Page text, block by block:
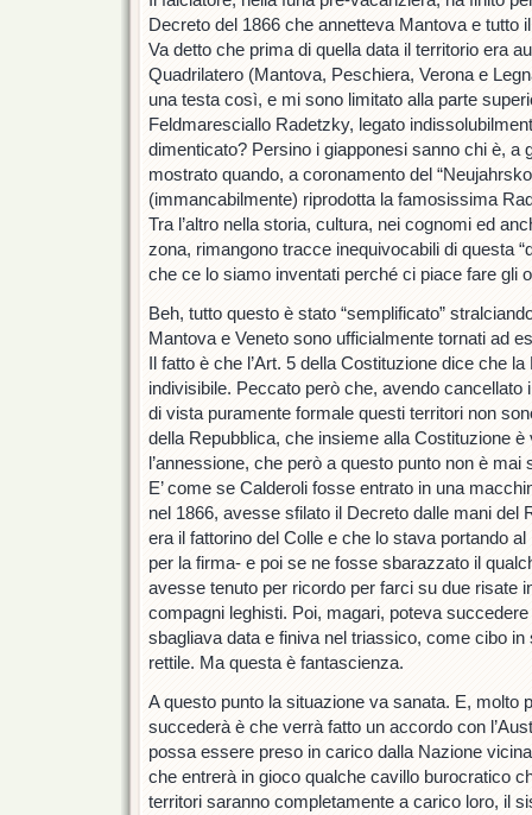
Decreto del 1866 che annetteva Mantova e tutto il
Va detto che prima di quella data il territorio era
Quadrilatero (Mantova, Peschiera, Verona e
una testa così, e mi sono limitato alla parte
Feldmaresciallo Radetzky, legato
dimenticato? Persino i giapponesi sanno chi è, a
mostrato quando, a coronamento del
(immancabilmente) riprodotta la famosissima
Tra l’altro nella storia, cultura, nei cognomi ed
zona, rimangono tracce inequivocabili di questa
che ce lo siamo inventati perché ci piace fare gli
Beh, tutto questo è stato “semplificato”
Mantova e Veneto sono ufficialmente tornati ad
Il fatto è che l’Art. 5 della Costituzione dice che
indivisibile. Peccato però che, avendo cancellato
di vista puramente formale questi territori non
della Repubblica, che insieme alla Costituzione è
l’annessione, che però a questo punto non è mai
E’ come se Calderoli fosse entrato in una
nel 1866, avesse sfilato il Decreto dalle mani del
era il fattorino del Colle e che lo stava portando
per la firma- e poi se ne fosse sbarazzato il
avesse tenuto per ricordo per farci su due risate
compagni leghisti. Poi, magari, poteva
sbagliava data e finiva nel triassico, come cibo
rettile. Ma questa è fantascienza.
A questo punto la situazione va sanata. E, molto
succederà è che verrà fatto un accordo con
possa essere preso in carico dalla Nazione
che entrerà in gioco qualche cavillo burocratico
territori saranno completamente a carico loro, il